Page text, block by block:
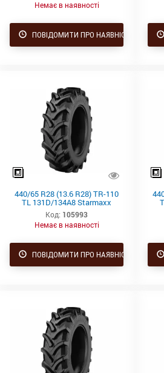
Немає в наявності
ПОВІДОМИТИ ПРО НАЯВНІСТЬ
440/65 R28 (13.6 R28) TR-110
TL 131D/134A8 Starmaxx
Код: 105993
Немає в наявності
ПОВІДОМИТИ ПРО НАЯВНІСТЬ